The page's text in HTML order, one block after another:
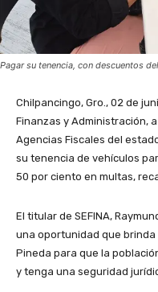
Pagar su tenencia, con descuentos
Chilpancingo, Gro., 02 de
Finanzas y Administración,
Agencias Fiscales del
su tenencia de vehículos
50 por ciento en multas,
El titular de SEFINA,
una oportunidad que brinda
Pineda para que la
y tenga una seguridad